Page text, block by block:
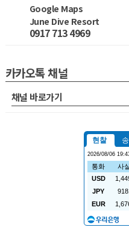
Google Maps
June Dive Resort
0917 713 4969
카카오톡 채널
채널 바로가기